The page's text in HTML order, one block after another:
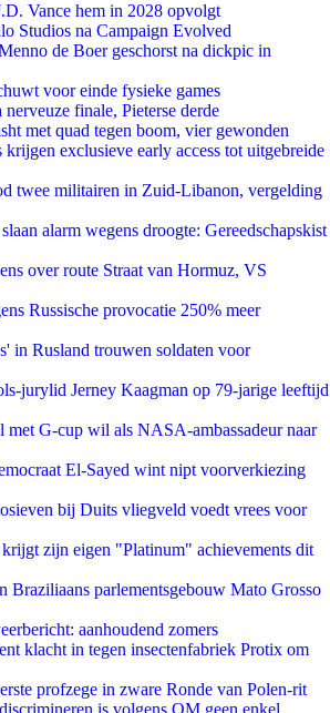
Vance hem in 2028 opvolgt
Studios na Campaign Evolved
de Boer geschorst na dickpic in
voor einde fysieke games
finale, Pieterse derde
met quad tegen boom, vier gewonden
exclusieve early access tot uitgebreide
twee militairen in Zuid-Libanon, vergelding
alarm wegens droogte: Gereedschapskist
over route Straat van Hormuz, VS
Russische provocatie 250% meer
in Rusland trouwen soldaten voor
jurylid Jerney Kaagman op 79-jarige leeftijd
met G-cup wil als NASA-ambassadeur naar
El-Sayed wint nipt voorverkiezing
bij Duits vliegveld voedt vrees voor
zijn eigen "Platinum" achievements dit
Braziliaans parlementsgebouw Mato Grosso
aanhoudend zomers
klacht in tegen insectenfabriek Protix om
profzege in zware Ronde van Polen-rit
is volgens OM geen enkel